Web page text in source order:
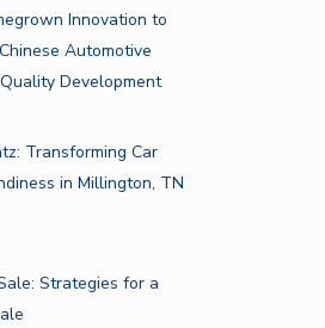
Innovation to
Automotive
Development
Transforming Car
in Millington, TN
Strategies for a